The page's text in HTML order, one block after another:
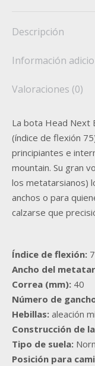
Descripción
Información
Valoraciones (0)
La bota Head Next
(índice de flexión
principiantes e
mountain. Su gran
los metatarsianos)
anchos o para
calzarse que
Índice de flexión:
Ancho del
Correa (mm): 40
Número de
Hebillas: aleación
Construcción de la
Tipo de suela:
Posición para